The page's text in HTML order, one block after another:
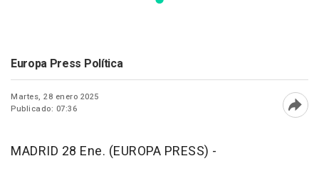
Europa Press Política
Martes, 28 enero 2025
Publicado: 07:36
MADRID 28 Ene. (EUROPA PRESS) -